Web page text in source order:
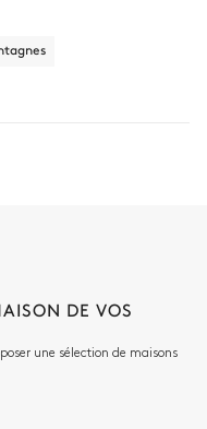
DE VOS
une sélection de maisons